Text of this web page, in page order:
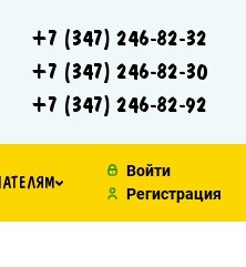
+7 (347) 246-82-32
+7 (347) 246-82-30
+7 (347) 246-82-92
Войти
Регистрация